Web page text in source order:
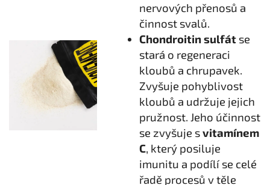
nervových přenosů a
činnost svalů.
Chondroitin sulfát se
stará o regeneraci
kloubů a chrupavek.
Zvyšuje pohyblivost
kloubů a udržuje jejich
pružnost. Jeho účinnost
se zvyšuje svitamínem
C, který posiluje
imunitu a podílí se celé
řadě procesů v těle